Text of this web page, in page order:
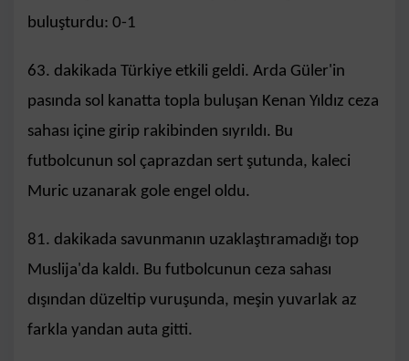
buluşturdu: 0-1
63. dakikada Türkiye etkili geldi. Arda Güler'in
pasında sol kanatta topla buluşan Kenan Yıldız ceza
sahası içine girip rakibinden sıyrıldı. Bu
futbolcunun sol çaprazdan sert şutunda, kaleci
Muric uzanarak gole engel oldu.
81. dakikada savunmanın uzaklaştıramadığı top
Muslija'da kaldı. Bu futbolcunun ceza sahası
dışından düzeltip vuruşunda, meşin yuvarlak az
farkla yandan auta gitti.